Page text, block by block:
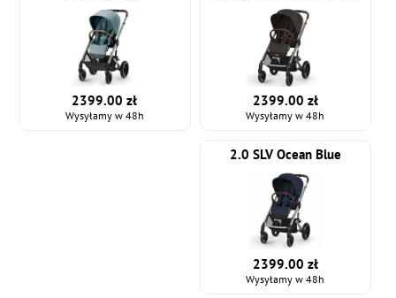
2399.00 zł
Wysyłamy w 48h
2399.00 zł
Wysyłamy w 48h
2.0 SLV Ocean Blue
2399.00 zł
Wysyłamy w 48h